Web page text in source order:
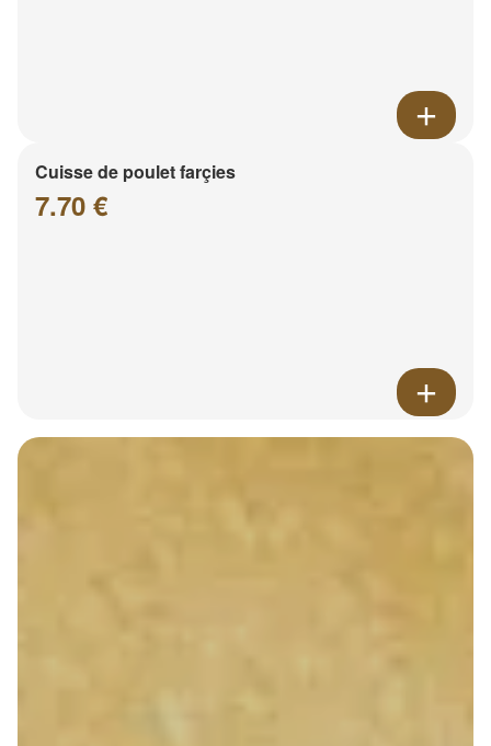
Cuisse de poulet farçies
7.70 €